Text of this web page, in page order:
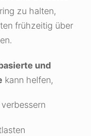
zu halten,
frühzeitig über
und
kann helfen,